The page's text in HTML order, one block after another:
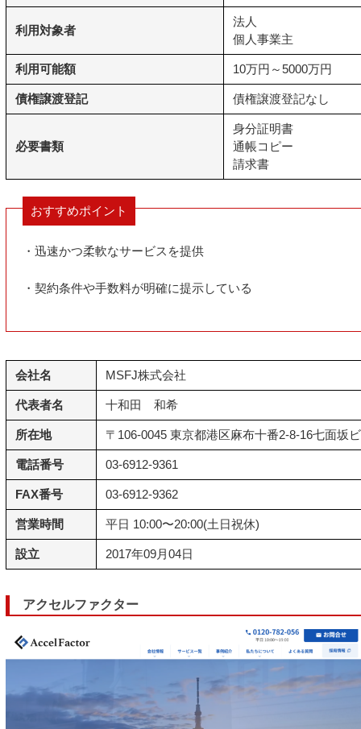
利用対象者
法人
個人事業主
利用可能額 10万円～5000万円
債権譲渡登記 債権譲渡登記なし
必要書類
身分証明書
通帳コピー
請求書
おすすめポイント
・迅速かつ柔軟なサービスを提供
・契約条件や手数料が明確に提示している
会社名 MSFJ株式会社
代表者名 十和田 和希
所在地 〒106-0045 東京都港区麻布十番2-8-16七面坂
電話番号 03-6912-9361
FAX番号 03-6912-9362
営業時間 平日 10:00〜20:00(土日祝休)
設立 2017年09月04日
アクセルファクター